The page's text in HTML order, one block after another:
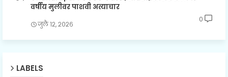
वर्षीय मुलीवर पाशवी अत्याचार
जुलै १२, २०२६
0
LABELS